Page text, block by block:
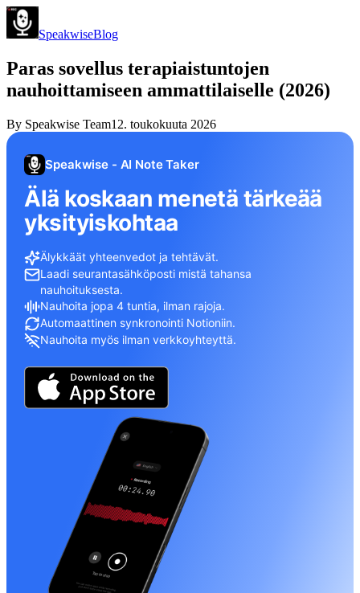
SpeakwiseBlog
Paras sovellus terapiaistuntojen
nauhoittamiseen ammattilaiselle (2026)
By Speakwise Team12. toukokuuta 2026
Speakwise - AI Note Taker
Älä koskaan menetä tärkeää
yksityiskohtaa
Älykkäät yhteenvedot ja tehtävät.
Laadi seurantasähköposti mistä tahansa
nauhoituksesta.
Nauhoita jopa 4 tuntia, ilman rajoja.
Automaattinen synkronointi Notioniin.
Nauhoita myös ilman verkkoyhteyttä.